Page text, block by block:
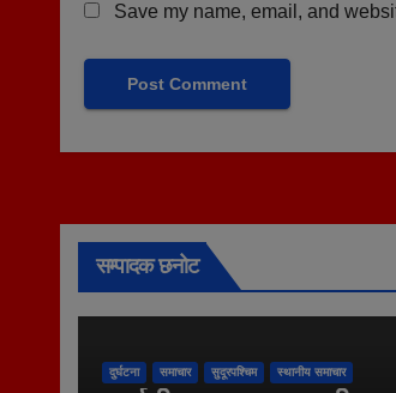
Save my name, email, and
सम्पादक छनोट
दुर्घटना समाचार सुदूरपश्चिम स्थानीय समाचार